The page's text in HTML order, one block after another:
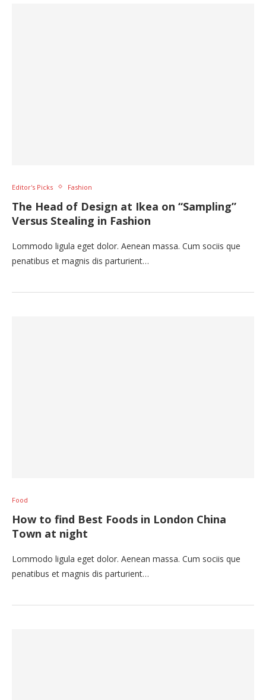
Editor's Picks Fashion
The Head of Design at Ikea on “Sampling”
Versus Stealing in Fashion
Lommodo ligula eget dolor. Aenean massa. Cum sociis que
penatibus et magnis dis parturient…
Food
How to find Best Foods in London China
Town at night
Lommodo ligula eget dolor. Aenean massa. Cum sociis que
penatibus et magnis dis parturient…